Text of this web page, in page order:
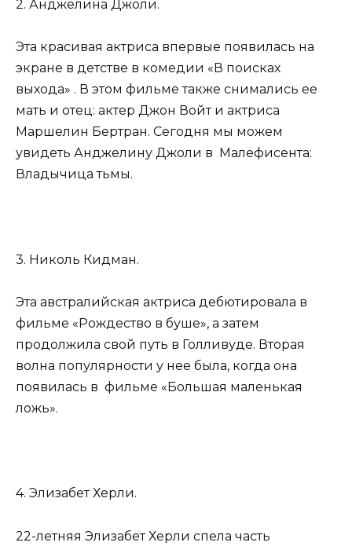
2. Анджелина Джоли.
Эта красивая актриса впервые появилась на
экране в детстве в комедии «В поисках
выхода» . В этом фильме также снимались ее
мать и отец: актер Джон Войт и актриса
Маршелин Бертран. Сегодня мы можем
увидеть Анджелину Джоли в Малефисента:
Владычица тьмы.
3. Николь Кидман.
Эта австралийская актриса дебютировала в
фильме «Рождество в буше», а затем
продолжила свой путь в Голливуде. Вторая
волна популярности у нее была, когда она
появилась в фильме «Большая маленькая
ложь».
4. Элизабет Херли.
22-летняя Элизабет Херли спела часть